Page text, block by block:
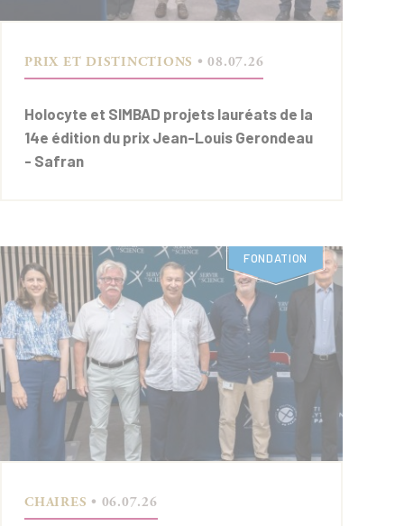
PRIX ET DISTINCTIONS • 08.07.26
Holocyte et SIMBAD projets lauréats de la
14e édition du prix Jean-Louis Gerondeau
- Safran
FONDATION
CHAIRES • 06.07.26